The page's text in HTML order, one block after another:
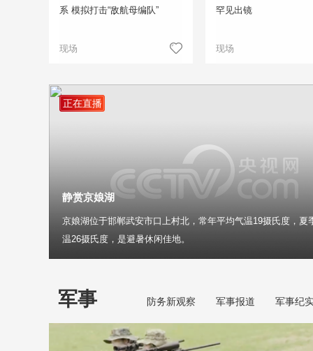
系 模拟打击“敌航母编队”
现场
罕见出镜
现场
正在直播
静赏京娘湖
京娘湖位于邯郸武安市口上村北，常年平均气温19摄氏度，夏
温26摄氏度，是避暑休闲佳地。
军事 防务新观察 军事报道 军事纪